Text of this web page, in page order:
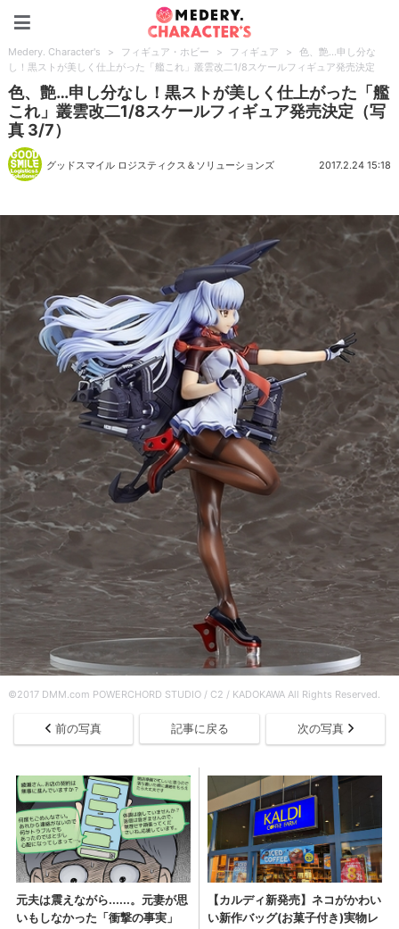
Medery. Character's > フィギュア・ホビー > フィギュア >
色、艶…申し分な
し！黒ストが美しく仕上がった「艦これ」叢雲改二1/8スケールフィギュア発売決定
色、艶…申し分なし！黒ストが美しく仕上がった「艦
これ」叢雲改二1/8スケールフィギュア発売決定（写
真 3/7）
グッドスマイル ロジスティクス＆ソリューションズ 2017.2.24 15:18
©2017 DMM.com POWERCHORD STUDIO / C2 / KADOKAWA All Rights Reserved.
前の写真 記事に戻る 次の写真